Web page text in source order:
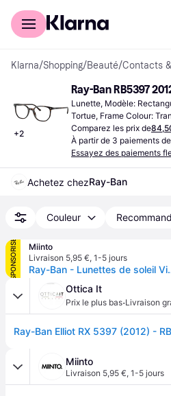
Acheter avec Klarna
Klarna/Shopping/Beauté/Contacts
+2
Ray-Ban RB5397
Lunette, Modèle:
Tortue, Frame Colour:
Cible: Adulte, Unisexe,
Plastique, Acétate
Comparez les prix de
À partir de 3 paiements
Essayez des paiements
Achetez chezRay-Ban
Couleur
SPONSORISÉ
Miinto
Livraison 5,95 €, 1-5 jours
Ray-Ban - Lunettes
Ottica It
Prix le plus bas·Livraison
Miinto
Livraison 5,95 €, 1-5 jours